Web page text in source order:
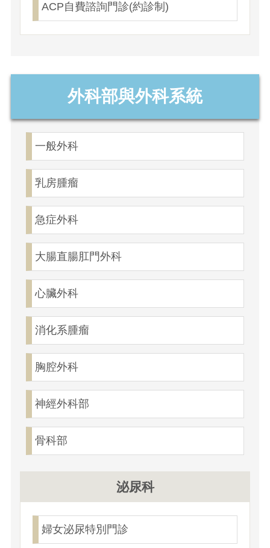
ACP自費諮詢門診(約診制)
外科部與外科系統
一般外科
乳房腫瘤
急症外科
大腸直腸肛門外科
心臟外科
消化系腫瘤
胸腔外科
神經外科部
骨科部
泌尿科
婦女泌尿特別門診